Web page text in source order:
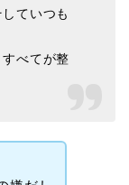
ていつも
べてが整